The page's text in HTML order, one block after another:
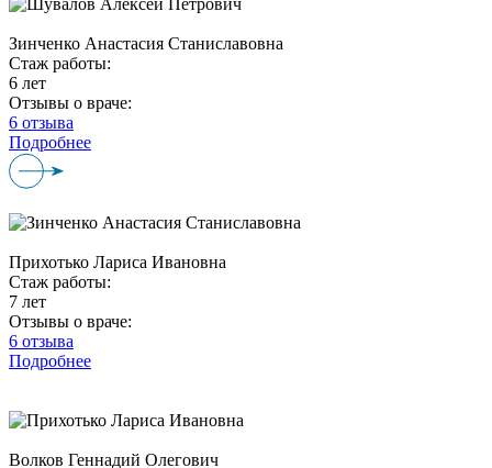
Зинченко Анастасия Станиславовна
Стаж работы:
6 лет
Отзывы о враче:
6 отзыва
Подробнее
Прихотько Лариса Ивановна
Стаж работы:
7 лет
Отзывы о враче:
6 отзыва
Подробнее
Волков Геннадий Олегович